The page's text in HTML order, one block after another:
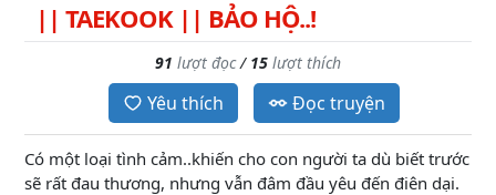
|| TAEKOOK || BẢO HỘ..!
91 lượt đọc/ 15 lượt thích
Yêu thích Đọc truyện
Có một loại tình cảm..khiến cho con người ta dù biết trước
sẽ rất đau thương, nhưng vẫn đâm đầu yêu đến điên dại.